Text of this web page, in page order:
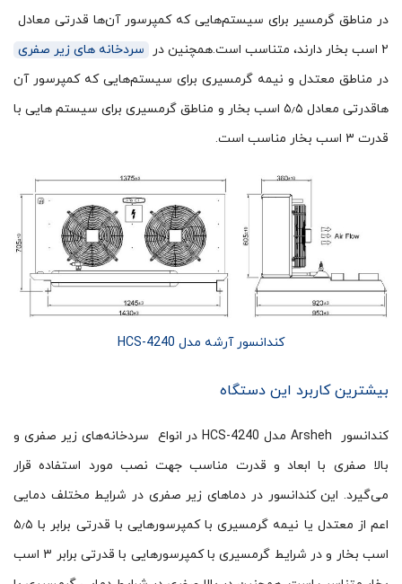
در مناطق گرمسیر برای سیستم‌هایی که کمپرسور آن‌ها قدرتی معادل
۲ اسب بخار دارند، متناسب است.همچنین در
سردخانه های زیر صفری
در مناطق معتدل و نیمه گرمسیری برای سیستم‌هایی که کمپرسور آن
هاقدرتی معادل ۵٫۵ اسب بخار و مناطق گرمسیری برای سیستم هایی با
قدرت ۳ اسب بخار مناسب است.
کندانسور آرشه مدل HCS-4240
بیشترین کاربرد این دستگاه
کندانسور Arsheh مدل HCS-4240 در انواع سردخانه‌های زیر صفری و
بالا صفری با ابعاد و قدرت مناسب جهت نصب مورد استفاده قرار
می‌گیرد. این کندانسور در دماهای زیر صفری در شرایط مختلف دمایی
اعم از معتدل یا نیمه گرمسیری با کمپرسورهایی با قدرتی برابر با ۵٫۵
اسب بخار و در شرایط گرمسیری با کمپرسورهایی با قدرتی برابر ۳ اسب